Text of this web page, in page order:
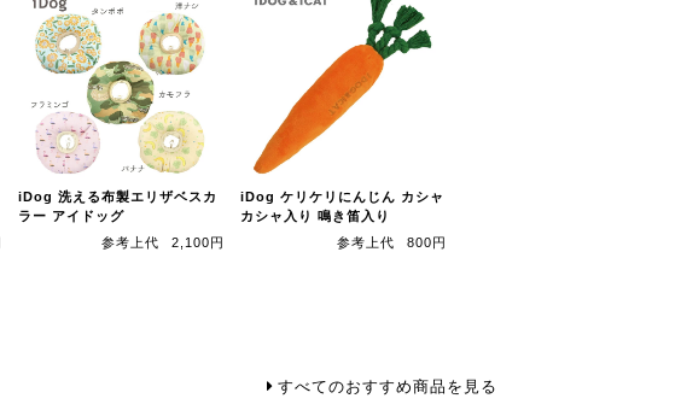
iDog 洗える布製エリザベスカ
ラー アイドッグ
参考上代
2,100円
iDog ケリケリにんじん カシャ
カシャ入り 鳴き笛入り
参考上代
800円
すべてのおすすめ商品を見る